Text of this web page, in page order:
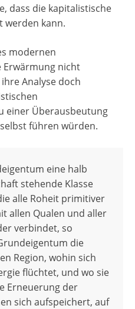
dass die kapitalistische
werden kann.
modernen
Erwärmung nicht
Analyse doch
einer Überausbeutung
führen würden.
eine halb
stehende Klasse
alle Roheit primitiver
allen Qualen und aller
verbindet, so
die
Region, wohin sich
flüchtet, und wo sie
Erneuerung der
sich aufspeichert, auf